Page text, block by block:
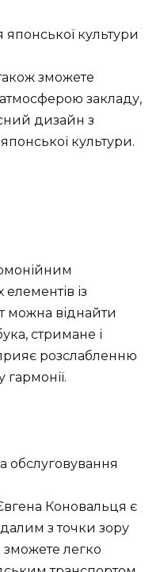
японської культури
зможете
закладу,
дизайн з
культури.
із
можна віднайти
стримане і
розслабленню
обслуговування
Коновальця є
з точки зору
зможете легко